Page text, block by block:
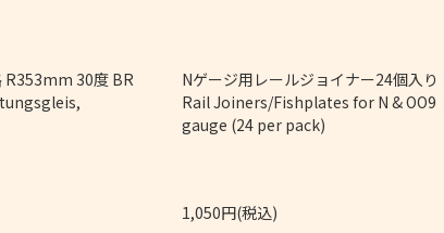
R353mm 30度 BR
Nゲージ用レールジョイナー24個入り
Rail Joiners/Fishplates for N & OO9
gauge (24 per pack)
1,050円(税込)